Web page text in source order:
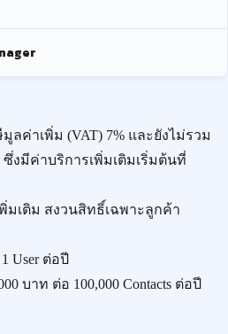
ค่าเพิ่ม (VAT) 7% และยังไม่รวม
งมีค่าบริการเพิ่มเติมเริ่มต้นที่
พิ่มเติม สงวนสิทธิ์เฉพาะลูกค้า
User ต่อปี
บาท ต่อ 100,000 Contacts ต่อปี